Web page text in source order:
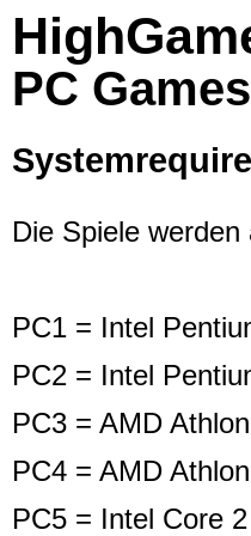
PC
Die Spiele
PC1 = Intel
PC2 = Intel
PC3 = AMD
PC4 = AMD
PC5 = Intel Core